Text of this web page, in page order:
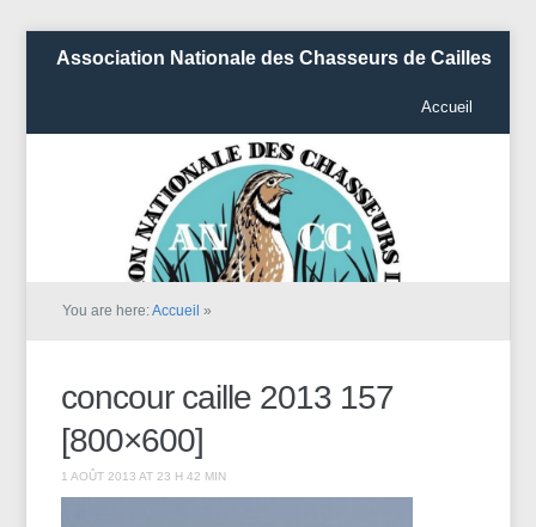
Association Nationale des Chasseurs de Cailles
Accueil
You are here:Accueil »
concour caille 2013 157
[800×600]
1 AOÛT 2013 AT 23 H 42 MIN